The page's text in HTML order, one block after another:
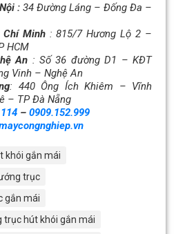
: 34 Đường Láng – Đống Đa –
Chí Minh: 815/7 Hương Lộ 2 –
HCM
An : Số 36 đường D1 – KĐT
Vinh – Nghệ An
: 440 Ông Ích Khiêm – Vĩnh
– TP Đà Nẵng
– 0909.152.999
khói gắn mái
trục
gắn mái
trục hút khói gắn mái